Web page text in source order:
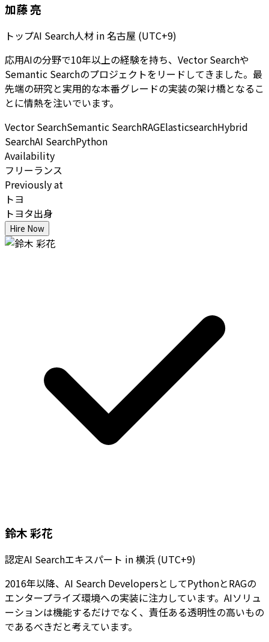
加藤 亮
トップAI Search人材 in 名古屋 (UTC+9)
応用AIの分野で10年以上の経験を持ち、Vector Searchや
Semantic Searchのプロジェクトをリードしてきました。最
先端の研究と実用的な本番グレードの実装の架け橋となるこ
とに情熱を注いでいます。
Vector SearchSemantic SearchRAGElasticsearchHybrid
SearchAI SearchPython
Availability
フリーランス
Previously at
トヨ
トヨタ出身
Hire Now
鈴木 彩花
認定AI Searchエキスパート in横浜 (UTC+9)
2016年以降、AI Search DevelopersとしてPythonとRAGの
エンタープライズ環境への実装に注力しています。AIソリュ
ーションは機能するだけでなく、責任ある透明性の高いもの
であるべきだと考えています。